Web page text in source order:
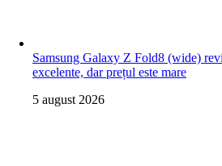
Samsung Galaxy Z Fold8 (wide)
excelente, dar prețul este mare
5 august 2026